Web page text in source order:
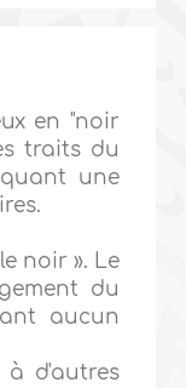
en "noir
traits du
une
noir ». Le
du
aucun
d'autres